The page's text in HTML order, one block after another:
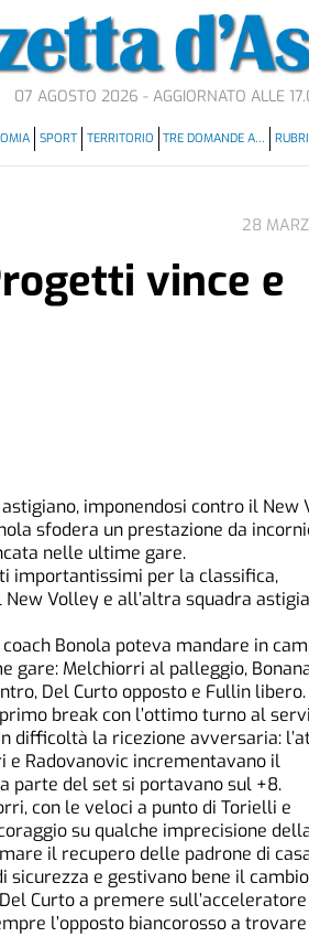
07 AGOSTO 2026 - AGGIORNATO ALLE
SPORT TERRITORIO TRE DOMANDE A…
28
vince e
imponendosi contro il New
sfodera un prestazione da
nelle ultime gare.
importantissimi per la classifica,
Volley e all’altra squadra
Bonola poteva mandare in
Melchiorri al palleggio,
Del Curto opposto e Fullin libero.
break con l’ottimo turno al
difficoltà la ricezione avversaria:
e Radovanovic incrementavano il
parte del set si portavano sul +8.
con le veloci a punto di Torielli e
su qualche imprecisione
il recupero delle padrone di
sicurezza e gestivano bene il
Curto a premere sull’acceleratore
l’opposto biancorosso a